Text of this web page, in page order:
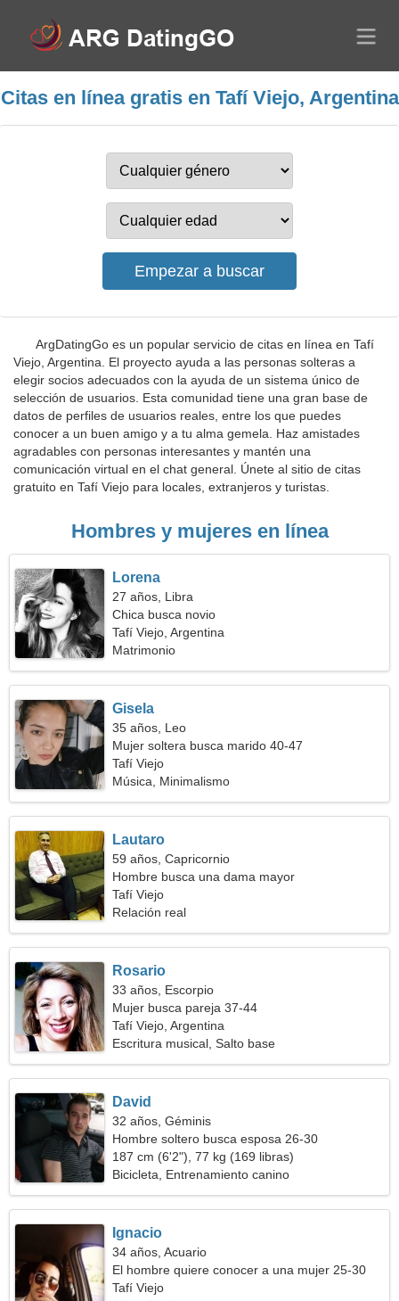
Citas en línea gratis en Tafí Viejo, Argentina
ArgDatingGo es un popular servicio de citas en línea en Tafí
Viejo, Argentina. El proyecto ayuda a las personas solteras a
elegir socios adecuados con la ayuda de un sistema único de
selección de usuarios. Esta comunidad tiene una gran base de
datos de perfiles de usuarios reales, entre los que puedes
conocer a un buen amigo y a tu alma gemela. Haz amistades
agradables con personas interesantes y mantén una
comunicación virtual en el chat general. Únete al sitio de citas
gratuito en Tafí Viejo para locales, extranjeros y turistas.
Hombres y mujeres en línea
Lorena
27 años, Libra
Chica busca novio
Tafí Viejo, Argentina
Matrimonio
Gisela
35 años, Leo
Mujer soltera busca marido 40-47
Tafí Viejo
Música, Minimalismo
Lautaro
59 años, Capricornio
Hombre busca una dama mayor
Tafí Viejo
Relación real
Rosario
33 años, Escorpio
Mujer busca pareja 37-44
Tafí Viejo, Argentina
Escritura musical, Salto base
David
32 años, Géminis
Hombre soltero busca esposa 26-30
187 cm (6'2"), 77 kg (169 libras)
Bicicleta, Entrenamiento canino
Ignacio
34 años, Acuario
El hombre quiere conocer a una mujer 25-30
Tafí Viejo